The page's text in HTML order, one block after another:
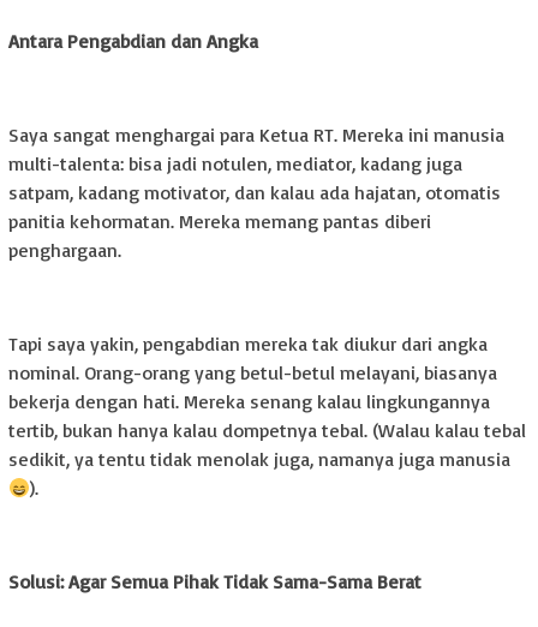
Antara Pengabdian dan Angka
Saya sangat menghargai para Ketua RT. Mereka ini manusia
multi-talenta: bisa jadi notulen, mediator, kadang juga
satpam, kadang motivator, dan kalau ada hajatan, otomatis
panitia kehormatan. Mereka memang pantas diberi
penghargaan.
Tapi saya yakin, pengabdian mereka tak diukur dari angka
nominal. Orang-orang yang betul-betul melayani, biasanya
bekerja dengan hati. Mereka senang kalau lingkungannya
tertib, bukan hanya kalau dompetnya tebal. (Walau kalau tebal
sedikit, ya tentu tidak menolak juga, namanya juga manusia
).
Solusi: Agar Semua Pihak Tidak Sama-Sama Berat